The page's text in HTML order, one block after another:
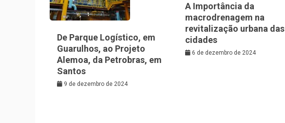
De Parque Logístico, em
Guarulhos, ao Projeto
Alemoa, da Petrobras, em
Santos
9 de dezembro de 2024
A Importância da
macrodrenagem na
revitalização urbana das
cidades
6 de dezembro de 2024